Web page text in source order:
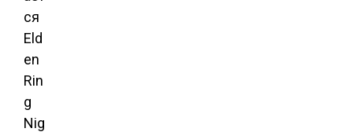
ся
Eld
en
Rin
g
Nig